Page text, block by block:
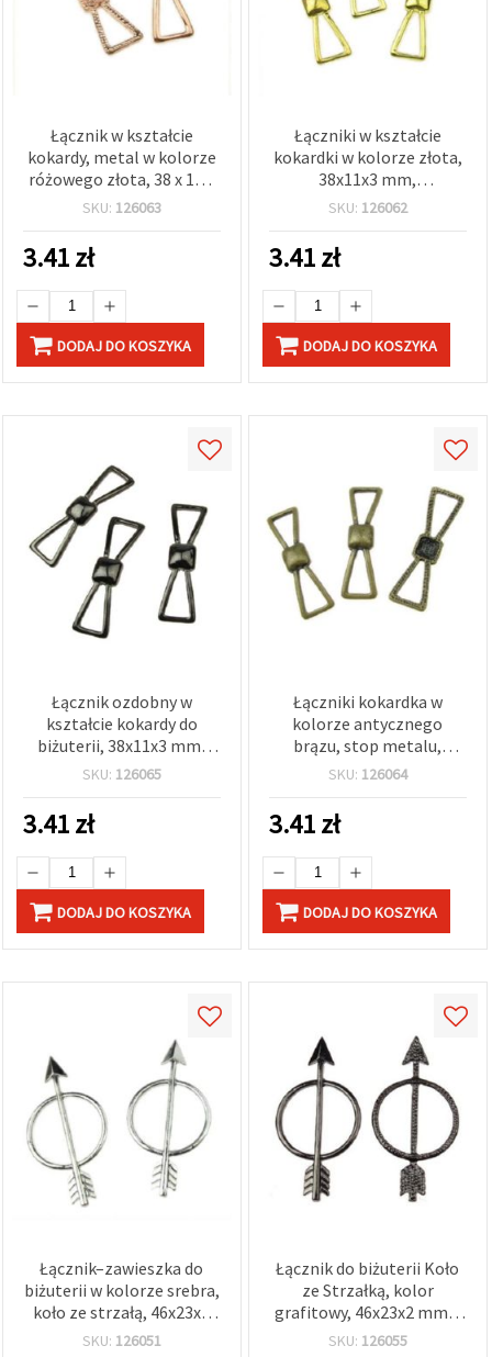
Łącznik w kształcie
kokardy, metal w kolorze
różowego złota, 38 x 11 x
3 mm, półfabrykat do
bransoletek i
naszyjników, 2 szt.
SKU: 126063
3.41zł
DODAJ DO KOSZYKA
Łączniki w kształcie
kokardki w kolorze złota,
38x11x3 mm,
półfabrykaty jubilerskie
rękodzieła i tworzenia
biżuterii DIY, zestaw 2 szt.
SKU: 126062
3.41zł
DODAJ DO KOSZYKA
Łącznik ozdobny w
kształcie kokardy do
biżuterii, 38x11x3 mm,
kolor grafitowy – 2 szt.
SKU: 126065
3.41zł
DODAJ DO KOSZYKA
Łączniki kokardka w
kolorze antycznego
brązu, stop metalu,
38x11x3 mm –
do naszyjników i
bransoletek DIY,
opakowanie 2 szt.
SKU: 126064
3.41zł
DODAJ DO KOSZYKA
Łącznik–zawieszka do
biżuterii w kolorze srebra,
koło ze strzałą, 46x23x2
mm – 2 szt.
SKU: 126051
Łącznik do biżuterii Koło
ze Strzałką, kolor
grafitowy, 46x23x2 mm –
2 szt.
SKU: 126055